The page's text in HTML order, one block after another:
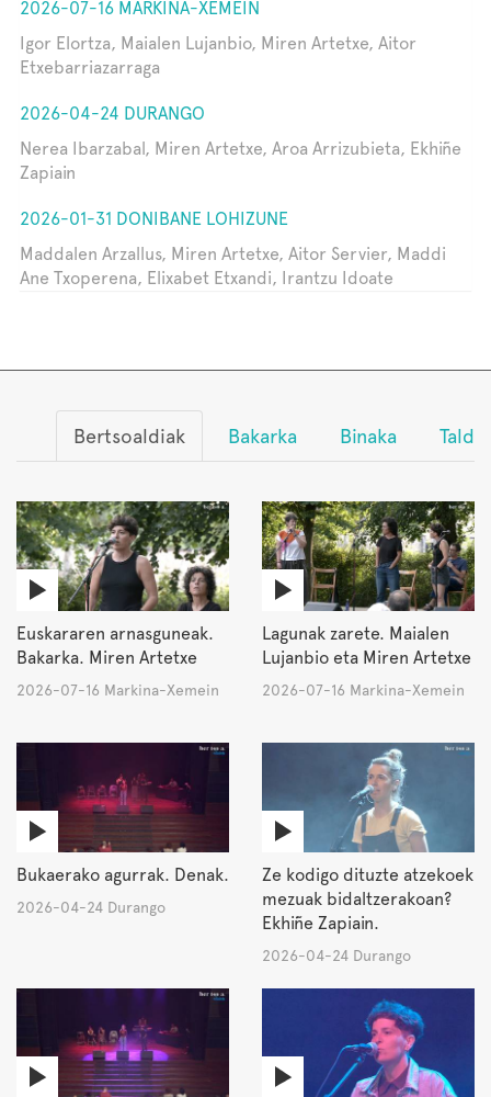
2026-07-16 MARKINA-XEMEIN
Igor Elortza, Maialen Lujanbio, Miren Artetxe, Aitor
Etxebarriazarraga
2026-04-24 DURANGO
Nerea Ibarzabal, Miren Artetxe, Aroa Arrizubieta, Ekhiñe
Zapiain
2026-01-31 DONIBANE LOHIZUNE
Maddalen Arzallus, Miren Artetxe, Aitor Servier, Maddi
Ane Txoperena, Elixabet Etxandi, Irantzu Idoate
Bertsoaldiak Bakarka Binaka
Euskararen arnasguneak.
Bakarka. Miren Artetxe
2026-07-16 Markina-Xemein
Lagunak zarete. Maialen
Lujanbio eta Miren Artetxe
2026-07-16 Markina-Xemein
Bukaerako agurrak. Denak.
2026-04-24 Durango
Ze kodigo dituzte atzekoek
mezuak bidaltzerakoan?
Ekhiñe Zapiain.
2026-04-24 Durango